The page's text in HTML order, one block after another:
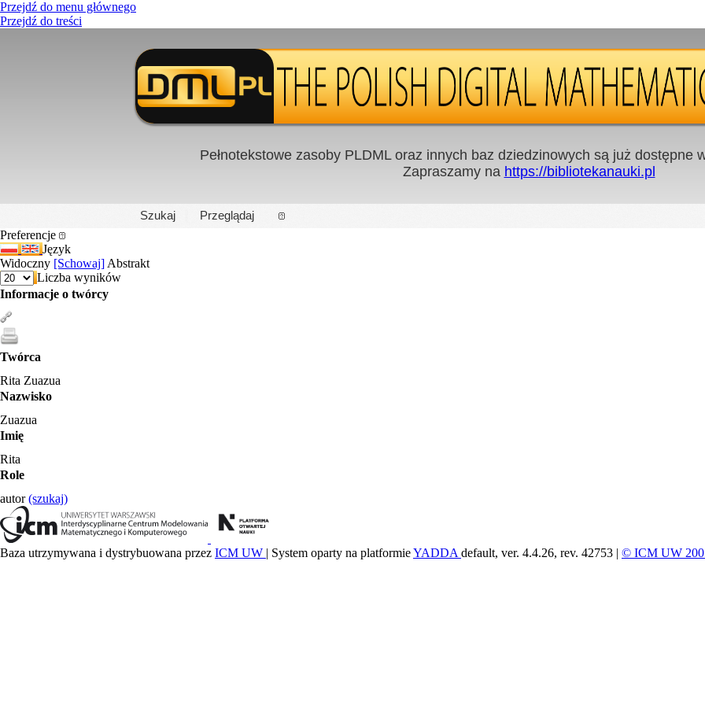
Przejdź do menu głównego
Przejdź do treści
PL|EN
Pełnotekstowe zasoby PLDML oraz innych baz dziedzinowych są już dostępne
Zapraszamy na https://bibliotekanauki.pl
Szukaj Przeglądaj
Preferencje
Język
Widoczny [Schowaj] Abstrakt
Liczba wyników
Informacje o twórcy
Twórca
Rita Zuazua
Nazwisko
Zuazua
Imię
Rita
Role
autor(szukaj)
Baza utrzymywana i dystrybuowana przez ICM UW | System oparty na platformieYADDA default, ver. 4.4.26, rev. 42753 | © ICM UW